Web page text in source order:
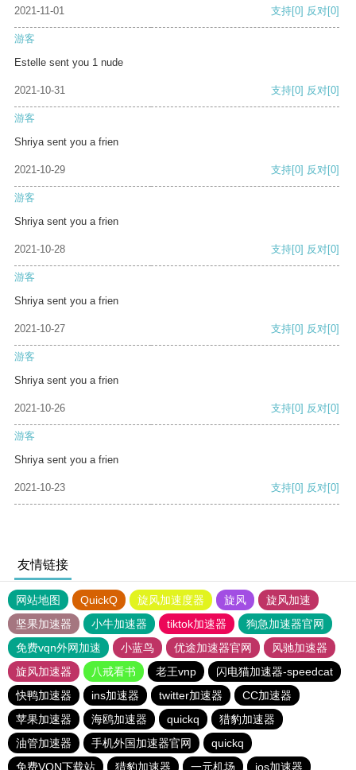
2021-11-01 支持[0] 反对[0]
游客
Estelle sent you 1 nude
2021-10-31 支持[0] 反对[0]
游客
Shriya sent you a frien
2021-10-29 支持[0] 反对[0]
游客
Shriya sent you a frien
2021-10-28 支持[0] 反对[0]
游客
Shriya sent you a frien
2021-10-27 支持[0] 反对[0]
游客
Shriya sent you a frien
2021-10-26 支持[0] 反对[0]
游客
Shriya sent you a frien
2021-10-23 支持[0] 反对[0]
友情链接
网站地图 QuickQ 旋风加速度器 旋风
旋风加速
坚果加速器
小牛加速器 tiktok加速器
狗急加速器官网
免费vqn外网加速
小蓝鸟 优途加速器官网
风驰加速器
旋风加速器
八戒看书 老王vnp
闪电猫加速器-speedcat
快鸭加速器
ins加速器 twitter加速器
CC加速器
苹果加速器
海鸥加速器 quickq
猎豹加速器
油管加速器
手机外国加速器官网
quickq
免费VQN下载站
猎豹加速器 一元机场 ios加速器